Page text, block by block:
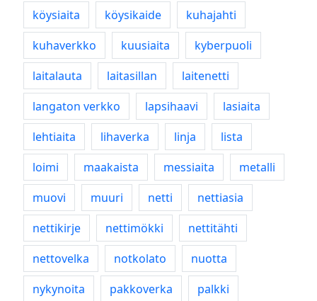
köysiaita
köysikaide
kuhajahti
kuhaverkko
kuusiaita
kyberpuoli
laitalauta
laitasillan
laitenetti
langaton verkko
lapsihaavi
lasiaita
lehtiaita
lihaverka linja
lista
loimi
maakaista messiaita
metalli
muovi
muuri netti
nettiasia
nettikirje
nettimökki
nettitähti
nettovelka
notkolato
nuotta
nykynoita
pakkoverka
palkki